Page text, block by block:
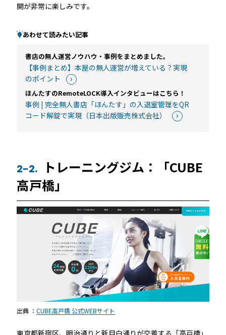
開が非常に楽しみです。
あわせて読みたい記事
書店の無人運営ノウハウ・事例をまとめました。
【事例まとめ】本屋の無人運営が増えている？実現
のポイント
ほんたすのRemoteLOCK導入インタビューはこちら！
事例 | 完全無人書店「ほんたす」の入退室管理をQR
コード解錠で実現（日本出版販売株式会社）
2-2.
トレーニングジム：「CUBE
高戸橋」
出典 ： CUBE高戸橋 公式WEBサイト